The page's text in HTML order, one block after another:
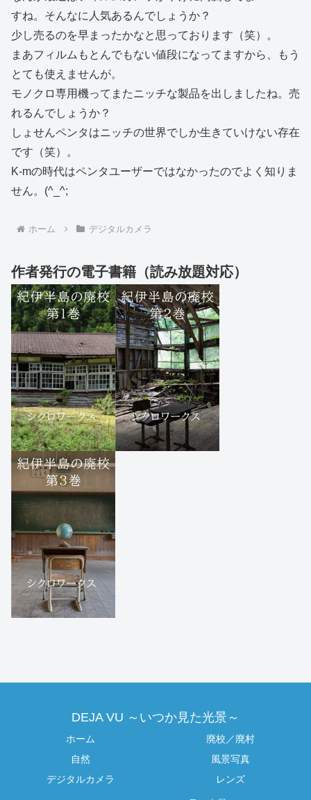
すね。そんなに人気あるんでしょうか？
少し売るのを早まったかなと思っております（笑）。
まあフィルムもとんでもない値段になってますから、もう
とても使えませんが。
モノクロ専用機ってまたニッチな製品を出しましたね。売
れるんでしょうか？
しょせんペンタはニッチの世界でしか生きていけない存在
です（笑）。
K-mの時代はペンタユーザーではなかったのでよく知りま
せん。(^_^;
ホーム デジタルカメラ
作者発行の電子書籍（読み放題対応）
DEJA VU ～いつか見た光景～
ホーム
廃校／廃村
自然
風景写真
デジタルカメラ
レンズ